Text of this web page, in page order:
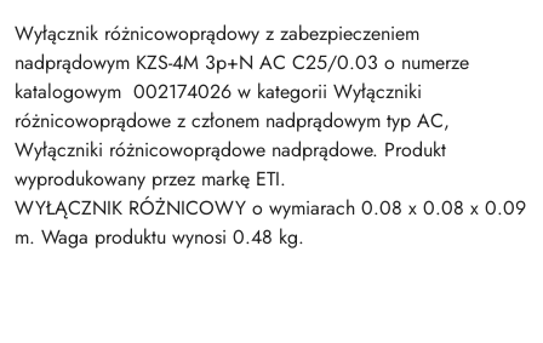
Wyłącznik różnicowoprądowy z zabezpieczeniem
nadprądowym KZS-4M 3p+N AC C25/0.03 o numerze
katalogowym 002174026 w kategorii Wyłączniki
różnicowoprądowe z członem nadprądowym typ AC,
Wyłączniki różnicowoprądowe nadprądowe. Produkt
wyprodukowany przez markę ETI.
WYŁĄCZNIK RÓŻNICOWY o wymiarach 0.08 x 0.08 x 0.09
m. Waga produktu wynosi 0.48 kg.